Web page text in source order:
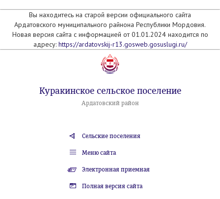
Вы находитесь на старой версии официального сайта
Ардатовского муниципального райнона Республики Мордовия.
Новая версия сайта с информацией от 01.01.2024 находится по
адресу: https://ardatovskij-r13.gosweb.gosuslugi.ru/
Куракинское сельское поселение
Ардатовский район
Сельские поселения
Меню сайта
Электронная приемная
Полная версия сайта